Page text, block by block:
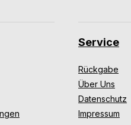
Service
Rückgabe
Über Uns
Datenschutz
Impressum